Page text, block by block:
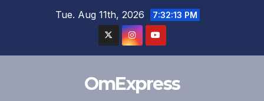
Tue. Aug 11th, 2026 7:32:14 PM
OmExpress